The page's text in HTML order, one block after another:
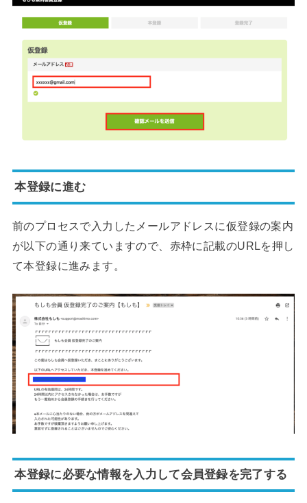
本登録に進む
前のプロセスで入力したメールアドレスに仮登録の案内
が以下の通り来ていますので、赤枠に記載のURLを押し
て本登録に進みます。
本登録に必要な情報を入力して会員登録を完了する